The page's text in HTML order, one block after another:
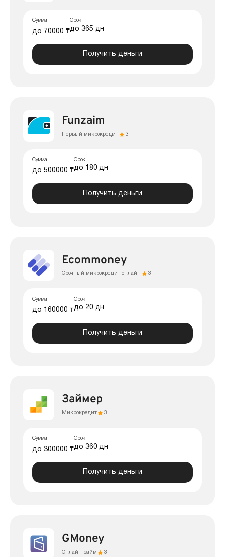
Сумма
до 70000 ₸
Срок
до 365 дн
Получить деньги
Funzaim
Первый микрокредит 3
Сумма
до 500000 ₸
Срок
до 180 дн
Получить деньги
Ecommoney
Срочный микрокредит онлайн 3
Сумма
до 160000 ₸
Срок
до 20 дн
Получить деньги
Займер
Микрокредит 3
Сумма
до 300000 ₸
Срок
до 360 дн
Получить деньги
GMoney
Онлайн-займ 3